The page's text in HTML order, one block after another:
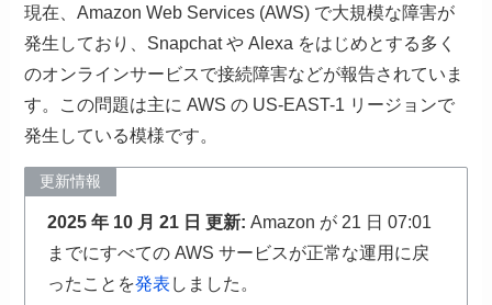
現在、Amazon Web Services (AWS) で大規模な障害が
発生しており、Snapchat や Alexa をはじめとする多く
のオンラインサービスで接続障害などが報告されていま
す。この問題は主に AWS の US-EAST-1 リージョンで
発生している模様です。
更新情報
2025 年 10 月 21 日 更新: Amazon が 21 日 07:01
までにすべての AWS サービスが正常な運用に戻
ったことを発表 しました。